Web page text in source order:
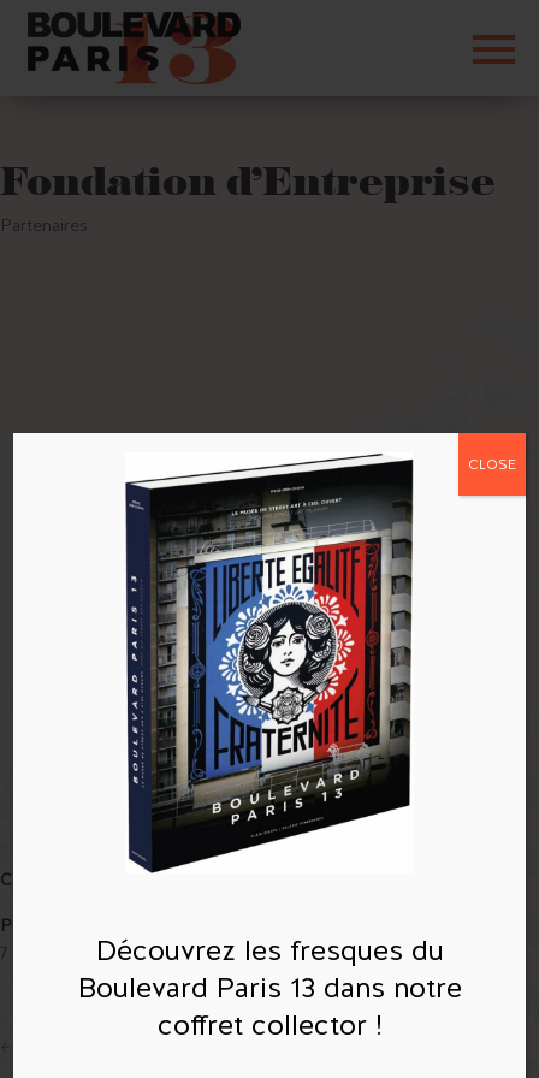
Fondation d’Entreprise
Partenaires
Compétences
Posté le
7 mars 2017
←
Découvrez les fresques du
Boulevard Paris 13 dans notre
coffret collector !
CLOSE